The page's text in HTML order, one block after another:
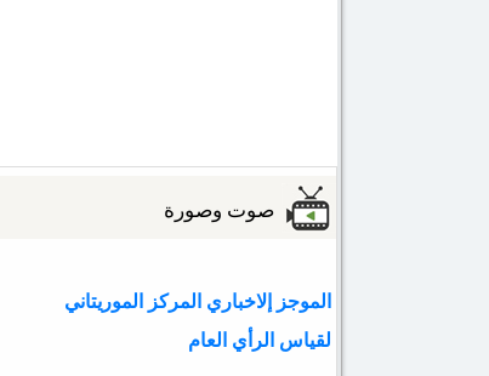
صوت وصورة
الموجز إلاخباري المركز الموريتاني
لقياس الرأي العام